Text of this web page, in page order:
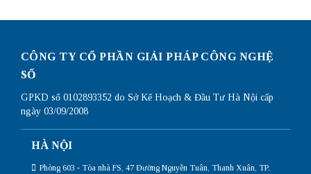
CÔNG TY CỔ PHẦN GIẢI PHÁP CÔNG NGHỆ
SỐ
GPKD số 0102893352 do Sở Kế Hoạch & Đầu Tư Hà Nội cấp
ngày 03/09/2008
HÀ NỘI
Phòng 603 - Tòa nhà FS, 47 Đường Nguyễn Tuân, Thanh Xuân, TP.